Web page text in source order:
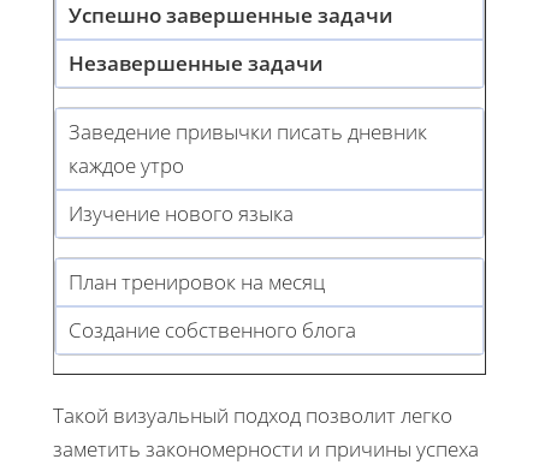
Успешно завершенные задачи
Незавершенные задачи
Заведение привычки писать дневник
каждое утро
Изучение нового языка
План тренировок на месяц
Создание собственного блога
Такой визуальный подход позволит легко
заметить закономерности и причины успеха